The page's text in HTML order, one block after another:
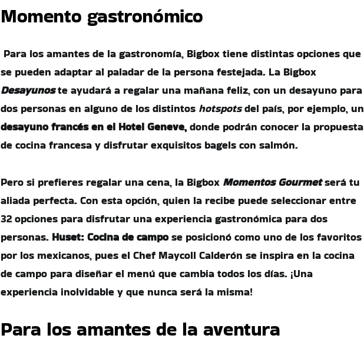
Momento gastronómico
Para los amantes de la gastronomía, Bigbox tiene distintas opciones que
se pueden adaptar al paladar de la persona festejada. La Bigbox
Desayunoste ayudará a regalar una mañana feliz, con un desayuno para
dos personas en alguno de los distintos hotspotsdel país, por ejemplo, un
desayuno francés en el Hotel Geneve,donde podrán conocer la propuesta
de cocina francesa y disfrutar exquisitos bagels con salmón.
Pero si prefieres regalar una cena, la Bigbox Momentos Gourmetserá tu
aliada perfecta. Con esta opción, quien la recibe puede seleccionar entre
32 opciones para disfrutar una experiencia gastronómica para dos
personas. Huset: Cocina de campose posicionó como uno de los favoritos
por los mexicanos, pues el Chef Maycoll Calderón se inspira en la cocina
de campo para diseñar el menú que cambia todos los días. ¡Una
experiencia inolvidable y que nunca será la misma!
Para los amantes de la aventura